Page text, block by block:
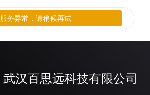
武汉百思远科技有限公司
服务异常，请稍候再试